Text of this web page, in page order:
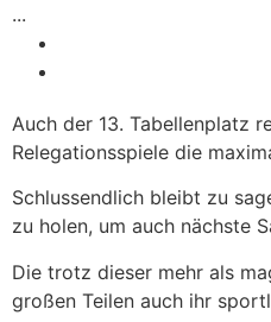
...
Auch der 13. Tabellenplatz
Relegationsspiele die
Schlussendlich bleibt zu
zu holen, um auch nächste
Die trotz dieser mehr als
großen Teilen auch ihr